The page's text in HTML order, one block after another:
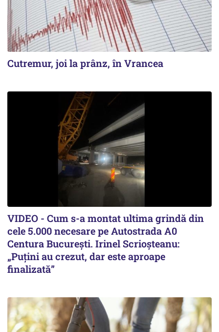
Cutremur, joi la prânz, în Vrancea
VIDEO - Cum s-a montat ultima grindă din
cele 5.000 necesare pe Autostrada A0
Centura București. Irinel Scrioșteanu:
„Puțini au crezut, dar este aproape
finalizată”